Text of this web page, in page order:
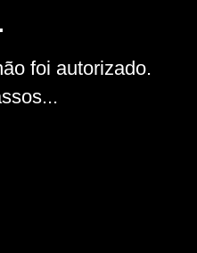
foi autorizado.